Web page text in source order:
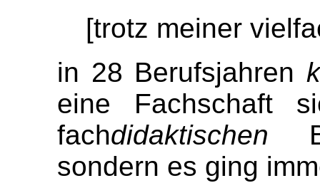
[trotz meiner
in 28 Berufsjahren
eine Fachschaft
fachdidaktischen
sondern es ging